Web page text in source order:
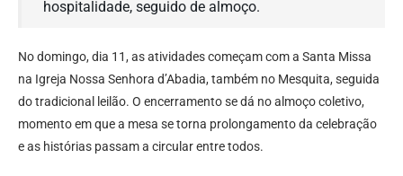
hospitalidade, seguido de almoço.
No domingo, dia 11, as atividades começam com a Santa Missa
na Igreja Nossa Senhora d’Abadia, também no Mesquita, seguida
do tradicional leilão. O encerramento se dá no almoço coletivo,
momento em que a mesa se torna prolongamento da celebração
e as histórias passam a circular entre todos.